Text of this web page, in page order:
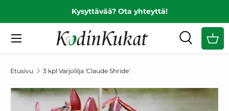
SIIRRY SISÄLTÖÖN
Kysyttävää? Ota yhteyttä!
Hae
Haku
Valikko
Etusivu 3 kpl Varjolilja 'Claude Shride'
SIIRRY TUOTETIETOIHIN